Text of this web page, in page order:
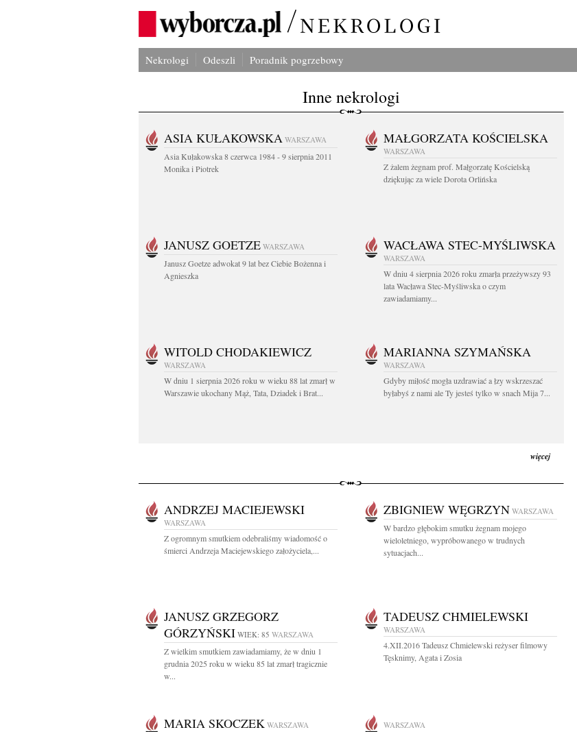
Nekrologi Odeszli Poradnik pogrzebowy
Inne nekrologi
ASIA KUŁAKOWSKA WARSZAWA
Asia Kułakowska 8 czerwca 1984 - 9 sierpnia 2011
Monika i Piotrek
MAŁGORZATA KOŚCIELSKA
WARSZAWA
Z żalem żegnam prof. Małgorzatę Kościelską
dziękując za wiele Dorota Orlińska
JANUSZ GOETZE WARSZAWA
Janusz Goetze adwokat 9 lat bez Ciebie Bożenna i
Agnieszka
WACŁAWA STEC-MYŚLIWSKA
WARSZAWA
W dniu 4 sierpnia 2026 roku zmarła przeżywszy 93
lata Wacława Stec-Myśliwska o czym
zawiadamiamy...
WITOLD CHODAKIEWICZ
WARSZAWA
W dniu 1 sierpnia 2026 roku w wieku 88 lat zmarł w
Warszawie ukochany Mąż, Tata, Dziadek i Brat...
MARIANNA SZYMAŃSKA
WARSZAWA
Gdyby miłość mogła uzdrawiać a łzy wskrzeszać
byłabyś z nami ale Ty jesteś tylko w snach Mija 7...
więcej
ANDRZEJ MACIEJEWSKI
WARSZAWA
Z ogromnym smutkiem odebraliśmy wiadomość o
śmierci Andrzeja Maciejewskiego założyciela,...
ZBIGNIEW WĘGRZYN WARSZAWA
W bardzo głębokim smutku żegnam mojego
wieloletniego, wypróbowanego w trudnych
sytuacjach...
JANUSZ GRZEGORZ
GÓRZYŃSKI WIEK: 85 WARSZAWA
Z wielkim smutkiem zawiadamiamy, że w dniu 1
grudnia 2025 roku w wieku 85 lat zmarł tragicznie
w...
TADEUSZ CHMIELEWSKI
WARSZAWA
4.XII.2016 Tadeusz Chmielewski reżyser filmowy
Tęsknimy, Agata i Zosia
MARIA SKOCZEK WARSZAWA WARSZAWA